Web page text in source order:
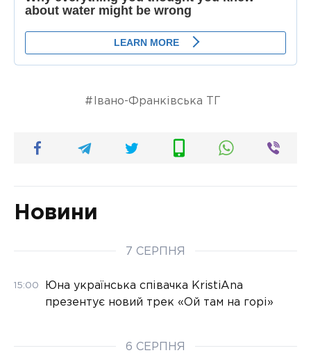
Івано-Франківська ТГ
Новини
7 СЕРПНЯ
15:00
Юна українська співачка KristiAna
презентує новий трек «Ой там на горі»
6 СЕРПНЯ